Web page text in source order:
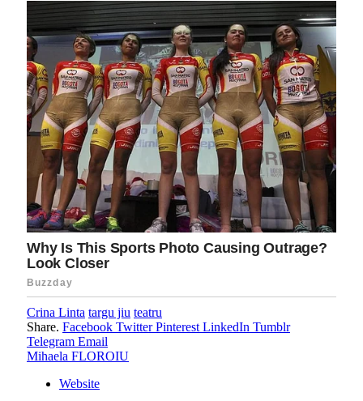
Crina Linta targu jiu teatru
Share. Facebook Twitter Pinterest LinkedIn Tumblr
Telegram Email
Mihaela FLOROIU
Website